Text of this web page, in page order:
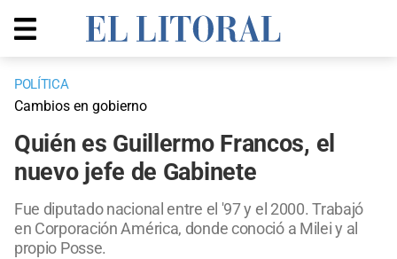
POLÍTICA
Cambios en gobierno
Quién es Guillermo Francos, el
nuevo jefe de Gabinete
Fue diputado nacional entre el '97 y el 2000. Trabajó
en Corporación América, donde conoció a Milei y al
propio Posse.